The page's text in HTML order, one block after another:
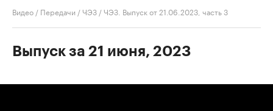
Видео / Передачи /ЧЭЗ /ЧЭЗ. Выпуск от 21.06.2023, часть 3
Выпуск за 21 июня, 2023